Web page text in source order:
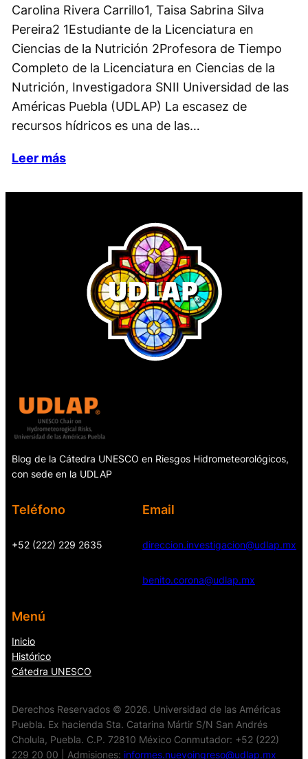
Carolina Rivera Carrillo1, Taisa Sabrina Silva
Pereira2 1Estudiante de la Licenciatura en
Ciencias de la Nutrición 2Profesora de Tiempo
Completo de la Licenciatura en Ciencias de la
Nutrición, Investigadora SNII Universidad de las
Américas Puebla (UDLAP) La escasez de
recursos hídricos es una de las…
Leer más
Blog de la Cátedra UNESCO en Riesgos Hidrometeorológicos,
con sede en la UDLAP
Teléfono
+52 (222) 229 2635
Email
direccion.investigacion@udlap.mx
benito.corona@udlap.mx
Menú
Inicio
Histórico
Cátedra UNESCO
Derechos Reservados © 2026. Universidad de las Américas
Puebla. Ex hacienda Sta. Catarina Mártir S/N San Andrés
Cholula, Puebla. C.P. 72810 México Conmutador: +52 (222)
229 20 00 | Admisiones: informes.nuevoingreso@udlap.mx